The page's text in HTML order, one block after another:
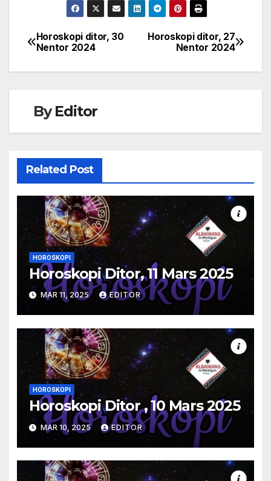
Post
navigation
Horoskopi ditor, 27
Nentor 2024
Horoskopi ditor, 30
Nentor 2024
ByEditor
Related Post
HOROSKOPI
Horoskopi Ditor, 11 Mars 2025
MAR 11, 2025 EDITOR
HOROSKOPI
Horoskopi Ditor , 10 Mars 2025
MAR 10, 2025 EDITOR